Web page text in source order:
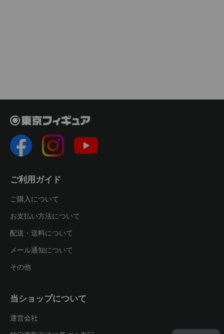
ご利用ガイド
ご購入について
お支払い方法について
配送・送料について
メール通知について
その他
当ショップについて
運営会社